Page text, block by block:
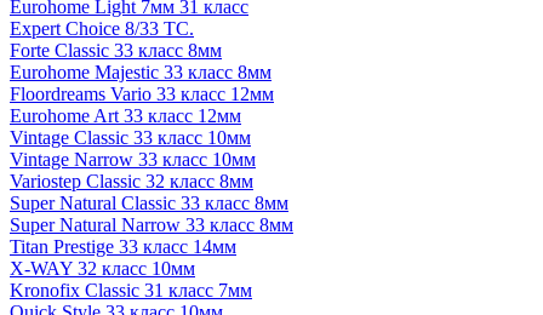
Eurohome Light 7мм 31 класс
Expert Choice 8/33 TC.
Forte Classic 33 класс 8мм
Eurohome Majestic 33 класс 8мм
Floordreams Vario 33 класс 12мм
Eurohome Art 33 класс 12мм
Vintage Classic 33 класс 10мм
Vintage Narrow 33 класс 10мм
Variostep Classic 32 класс 8мм
Super Natural Classic 33 класс 8мм
Super Natural Narrow 33 класс 8мм
Titan Prestige 33 класс 14мм
X-WAY 32 класс 10мм
Kronofix Classic 31 класс 7мм